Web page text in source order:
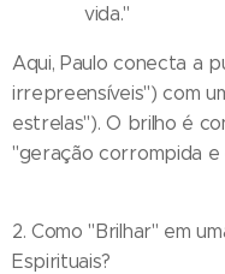
vida."
Aqui, Paulo conecta a
irrepreensíveis") com
estrelas"). O brilho é
"geração corrompida e
2. Como "Brilhar" em
Espirituais?